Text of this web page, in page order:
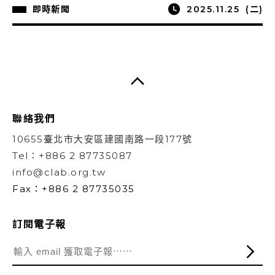
即時新聞 2025.11.25 (二)
聯絡我們
10655臺北市大安區建國南路一段177號
Tel：+886 2 87735087
info@clab.org.tw
Fax：+886 2 87735035
訂閱電子報